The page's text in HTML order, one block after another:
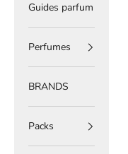
Guides parfum
Perfumes
BRANDS
Packs